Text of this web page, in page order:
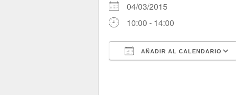
04/03/2015
10:00 - 14:00
AÑADIR AL CALENDARIO